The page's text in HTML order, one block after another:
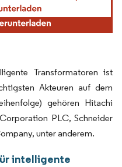
Transformatoren ist
Akteuren auf dem
gehören Hitachi
PLC, Schneider
unter anderem.
intelligente